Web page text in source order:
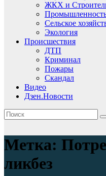
ЖКХ и
Сельское
Экология
Происшествия
ДТП
Криминал
Пожары
Скандал
Видео
Дзен.Новости
Метка:
ликбез